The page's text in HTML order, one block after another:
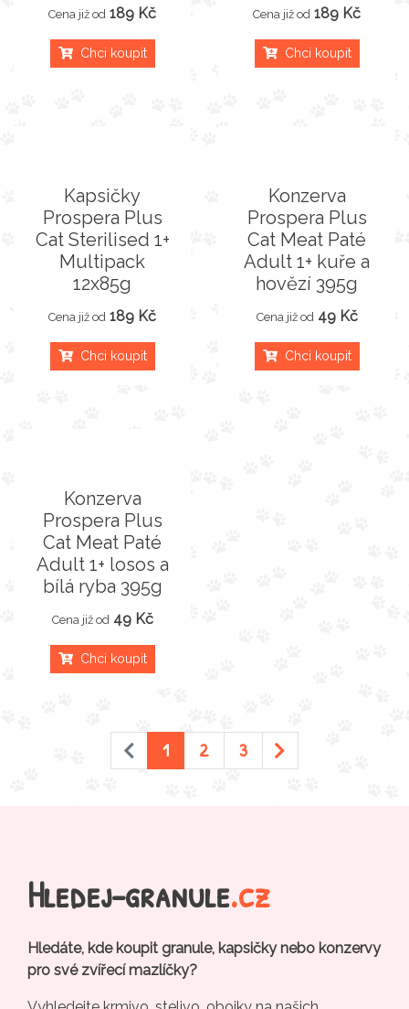
Cena již od 189 Kč
Chci koupit
Cena již od 189 Kč
Chci koupit
Kapsičky
Prospera Plus
Cat Sterilised 1+
Multipack
12x85g
Cena již od 189 Kč
Chci koupit
Konzerva
Prospera Plus
Cat Meat Paté
Adult 1+ kuře a
hovězí 395g
Cena již od 49 Kč
Chci koupit
Konzerva
Prospera Plus
Cat Meat Paté
Adult 1+ losos a
bílá ryba 395g
Cena již od 49 Kč
Chci koupit
1 2 3
Hledej-granule.cz
Hledáte, kde koupit granule, kapsičky nebo konzervy
pro své zvířecí mazlíčky?